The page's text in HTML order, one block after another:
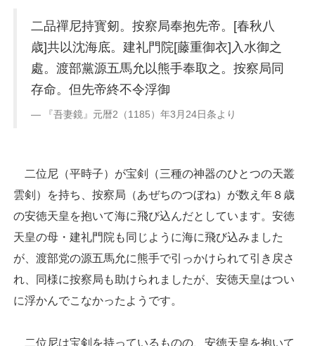
二品禪尼持寳剱。按察局奉抱先帝。[春秋八
歳]共以沈海底。建礼門院[藤重御衣]入水御之
處。渡部黨源五馬允以熊手奉取之。按察局同
存命。但先帝終不令浮御
『吾妻鏡』元暦2（1185）年3月24日条より
二位尼（平時子）が宝剣（三種の神器のひとつの天叢
雲剣）を持ち、按察局（あぜちのつぼね）が数え年８歳
の安徳天皇を抱いて海に飛び込んだとしています。安徳
天皇の母・建礼門院も同じように海に飛び込みました
が、渡部党の源五馬允に熊手で引っかけられて引き戻さ
れ、同様に按察局も助けられましたが、安徳天皇はつい
に浮かんでこなかったようです。
二位尼は宝剣を持っているものの、安徳天皇を抱いて